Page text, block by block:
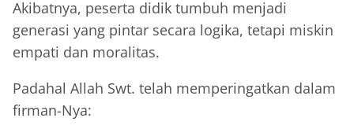
Akibatnya, peserta didik tumbuh menjadi
generasi yang pintar secara logika, tetapi miskin
empati dan moralitas.
Padahal Allah Swt. telah memperingatkan dalam
firman-Nya: